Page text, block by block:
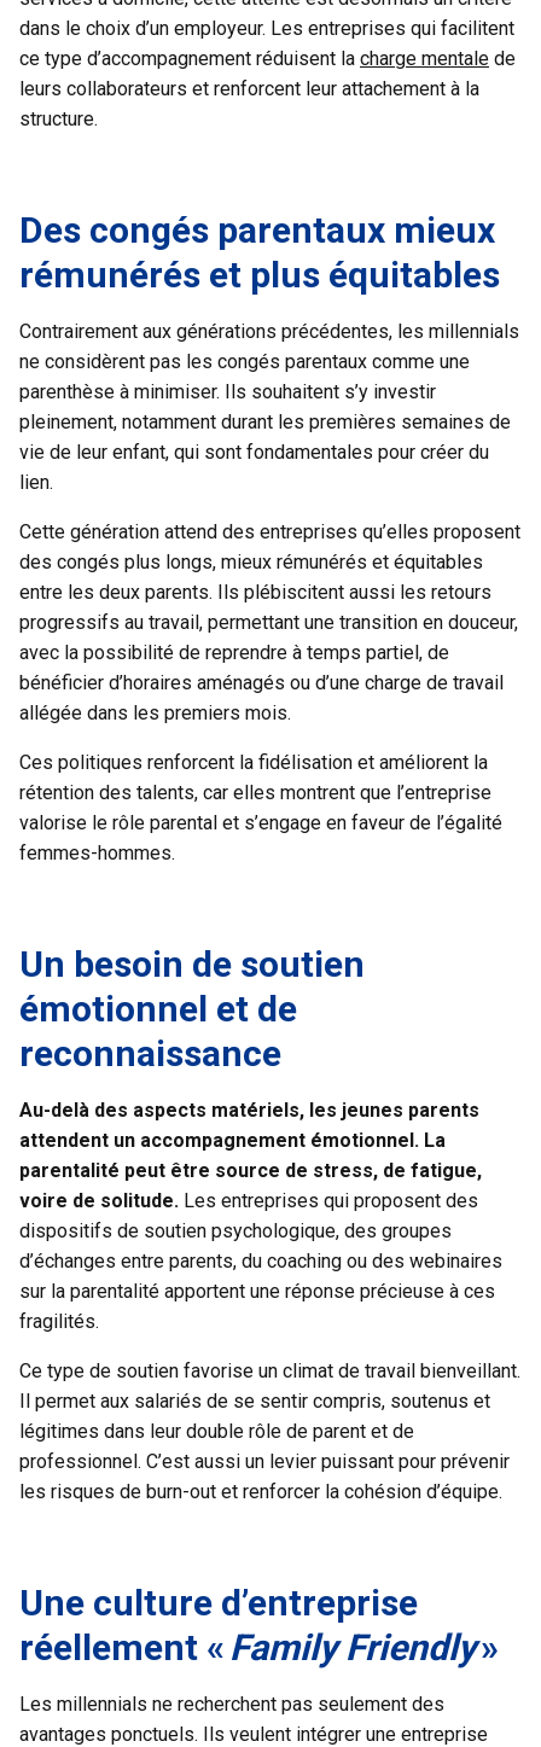
dans le choix d’un employeur. Les entreprises qui facilitent
ce type d’accompagnement réduisent la charge mentale de
leurs collaborateurs et renforcent leur attachement à la
structure.
Des congés parentaux mieux
rémunérés et plus équitables
Contrairement aux générations précédentes, les millennials
ne considèrent pas les congés parentaux comme une
parenthèse à minimiser. Ils souhaitent s’y investir
pleinement, notamment durant les premières semaines de
vie de leur enfant, qui sont fondamentales pour créer du
lien.
Cette génération attend des entreprises qu’elles proposent
des congés plus longs, mieux rémunérés et équitables
entre les deux parents. Ils plébiscitent aussi les retours
progressifs au travail, permettant une transition en douceur,
avec la possibilité de reprendre à temps partiel, de
bénéficier d’horaires aménagés ou d’une charge de travail
allégée dans les premiers mois.
Ces politiques renforcent la fidélisation et améliorent la
rétention des talents, car elles montrent que l’entreprise
valorise le rôle parental et s’engage en faveur de l’égalité
femmes-hommes.
Un besoin de soutien
émotionnel et de
reconnaissance
Au-delà des aspects matériels, les jeunes parents
attendent un accompagnement émotionnel. La
parentalité peut être source de stress, de fatigue,
voire de solitude. Les entreprises qui proposent des
dispositifs de soutien psychologique, des groupes
d’échanges entre parents, du coaching ou des webinaires
sur la parentalité apportent une réponse précieuse à ces
fragilités.
Ce type de soutien favorise un climat de travail bienveillant.
Il permet aux salariés de se sentir compris, soutenus et
légitimes dans leur double rôle de parent et de
professionnel. C’est aussi un levier puissant pour prévenir
les risques de burn-out et renforcer la cohésion d’équipe.
Une culture d’entreprise
réellement « Family Friendly»
Les millennials ne recherchent pas seulement des
avantages ponctuels. Ils veulent intégrer une entreprise